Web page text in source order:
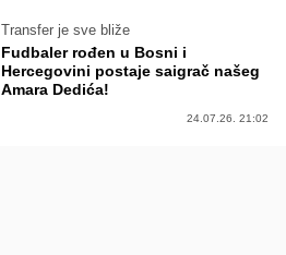
Transfer je sve bliže
Fudbaler rođen u Bosni i
Hercegovini postaje saigrač našeg
Amara Dedića!
24.07.26. 21:02